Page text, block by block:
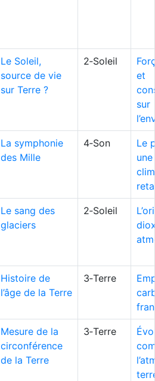
Le Soleil,
source de vie
sur Terre ?
2‑Soleil
et
sur
La symphonie
des Mille
4‑Son
Le
Le sang des
glaciers
2‑Soleil
Histoire de
l’âge de la Terre
3‑Terre
Mesure de la
circonférence
de la Terre
3‑Terre